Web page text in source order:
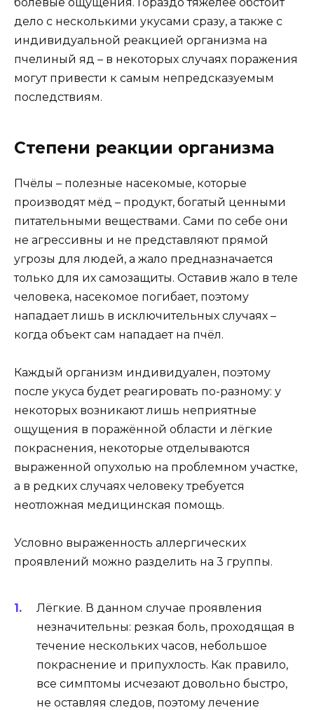
дело с несколькими укусами сразу, а также с
индивидуальной реакцией организма на
пчелиный яд – в некоторых случаях поражения
могут привести к самым непредсказуемым
последствиям.
Степени реакции организма
Пчёлы – полезные насекомые, которые
производят мёд – продукт, богатый ценными
питательными веществами. Сами по себе они
не агрессивны и не представляют прямой
угрозы для людей, а жало предназначается
только для их самозащиты. Оставив жало в теле
человека, насекомое погибает, поэтому
нападает лишь в исключительных случаях –
когда объект сам нападает на пчёл.
Каждый организм индивидуален, поэтому
после укуса будет реагировать по-разному: у
некоторых возникают лишь неприятные
ощущения в поражённой области и лёгкие
покраснения, некоторые отделываются
выраженной опухолью на проблемном участке,
а в редких случаях человеку требуется
неотложная медицинская помощь.
Условно выраженность аллергических
проявлений можно разделить на 3 группы.
Лёгкие. В данном случае проявления
незначительны: резкая боль, проходящая в
течение нескольких часов, небольшое
покраснение и припухлость. Как правило,
все симптомы исчезают довольно быстро,
не оставляя следов, поэтому лечение